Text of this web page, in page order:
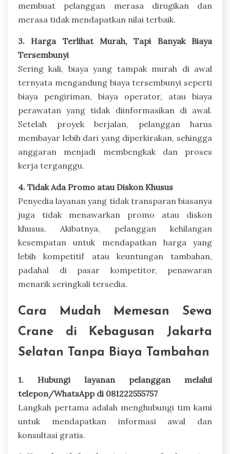
membuat pelanggan merasa dirugikan dan
merasa tidak mendapatkan nilai terbaik.
3. Harga Terlihat Murah, Tapi Banyak Biaya
Tersembunyi
Sering kali, biaya yang tampak murah di awal
ternyata mengandung biaya tersembunyi seperti
biaya pengiriman, biaya operator, atau biaya
perawatan yang tidak diinformasikan di awal.
Setelah proyek berjalan, pelanggan harus
membayar lebih dari yang diperkirakan, sehingga
anggaran menjadi membengkak dan proses
kerja terganggu.
4. Tidak Ada Promo atau Diskon Khusus
Penyedia layanan yang tidak transparan biasanya
juga tidak menawarkan promo atau diskon
khusus. Akibatnya, pelanggan kehilangan
kesempatan untuk mendapatkan harga yang
lebih kompetitif atau keuntungan tambahan,
padahal di pasar kompetitor, penawaran
menarik seringkali tersedia.
Cara Mudah Memesan Sewa
Crane di Kebagusan Jakarta
Selatan Tanpa Biaya Tambahan
1. Hubungi layanan pelanggan melalui
telepon/WhatsApp di 081222555757
Langkah pertama adalah menghubungi tim kami
untuk mendapatkan informasi awal dan
konsultasi gratis.